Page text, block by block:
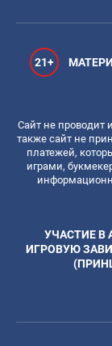
21+
Сайт не проводит
также сайт не
платежей,
играми,
УЧАСТИЕ В
ИГРОВУЮ